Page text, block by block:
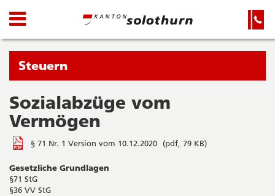
Kanton
Solothurn
Wichtige
Seiten
Startseite
Hauptnavigation
Inhalt
Suche
Navigation
und
Suche
Navigation
Sie
befinden
sich
gerade
in:
Steuern
Sozialabzüge vom
Vermögen
§ 71 Nr. 1 Version vom 10.12.2020 (pdf, 79 KB)
Gesetzliche Grundlagen
§71 StG
§36 VV StG